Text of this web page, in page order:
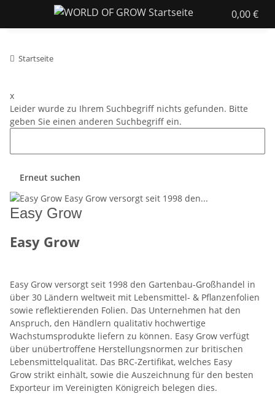
0,00 €
Startseite
x
Leider wurde zu Ihrem Suchbegriff nichts gefunden. Bitte
geben Sie einen anderen Suchbegriff ein.
Erneut suchen
Easy Grow
Easy Grow
Easy Grow versorgt seit 1998 den Gartenbau-Großhandel in
über 30 Ländern weltweit mit Lebensmittel- & Pflanzenfolien
sowie reflektierenden Folien. Das Unternehmen hat den
Anspruch, den Händlern qualitativ hochwertige
Wachstumsprodukte liefern zu können. Easy Grow verfügt
über unübertroffene Herstellungsnormen zur britischen
Lebensmittelqualität. Das BRC-Zertifikat, welches Easy
Grow strikt einhält, sowie die Auszeichnung für den besten
Exporteur im Vereinigten Königreich belegen dies.